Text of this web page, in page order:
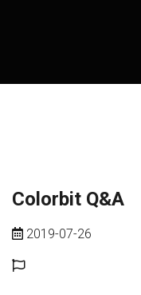
Colorbit Q&A
2019-07-26